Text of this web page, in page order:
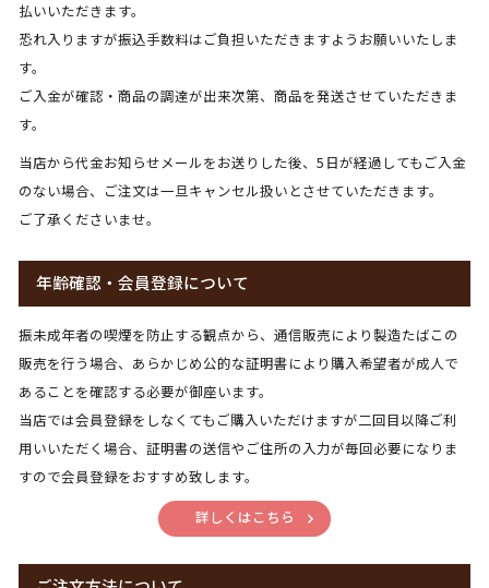
払いいただきます。
恐れ入りますが振込手数料はご負担いただきますようお願いいたしま
す。
ご入金が確認・商品の調達が出来次第、商品を発送させていただきま
す。
当店から代金お知らせメールをお送りした後、5日が経過してもご入金
のない場合、ご注文は一旦キャンセル扱いとさせていただきます。
ご了承くださいませ。
年齢確認・会員登録について
振未成年者の喫煙を防止する観点から、通信販売により製造たばこの
販売を行う場合、あらかじめ公的な証明書により購入希望者が成人で
あることを確認する必要が御座います。
当店では会員登録をしなくてもご購入いただけますが二回目以降ご利
用いいただく場合、証明書の送信やご住所の入力が毎回必要になりま
すので会員登録をおすすめ致します。
詳しくはこちら